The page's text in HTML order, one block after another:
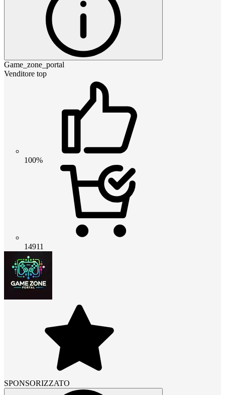
Game_zone_portal
Venditore top
100%
14911
SPONSORIZZATO